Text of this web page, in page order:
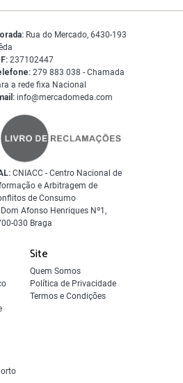
Site
Quem Somos
Política de Privacidade
Termos e Condições
Rua do Mercado, 6430-193
237102447
279 883 038 - Chamada
a rede fixa Nacional
info@mercadomeda.com
CNIACC - Centro Nacional de
e Arbitragem de
de Consumo
Dom Afonso Henriques Nº1,
030 Braga